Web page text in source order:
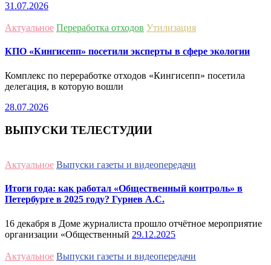
31.07.2026
Актуальное Переработка отходов Утилизация
КПО «Кингисепп» посетили эксперты в сфере экологии
Комплекс по переработке отходов «Кингисепп» посетила
делегация, в которую вошли
28.07.2026
ВЫПУСКИ ТЕЛЕСТУДИИ
Актуальное Выпуски газеты и видеопередачи
Итоги года: как работал «Общественный контроль» в
Петербурге в 2025 году? Гурнев А.С.
16 декабря в Доме журналиста прошло отчётное мероприятие
организации «Общественный 29.12.2025
Актуальное Выпуски газеты и видеопередачи